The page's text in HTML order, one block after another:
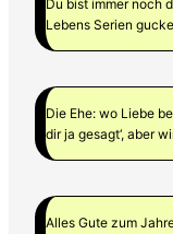
Du bist immer noch
Lebens Serien
Die Ehe: wo Liebe
dir ja gesagt‘, aber
Alles Gute zum